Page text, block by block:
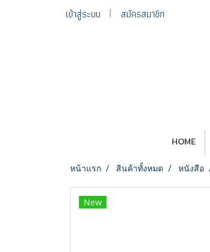
เข้าสู่ระบบ สมัครสมาชิก
HOME
หน้าแรก สินค้าทั้งหมด หนังสือ
New